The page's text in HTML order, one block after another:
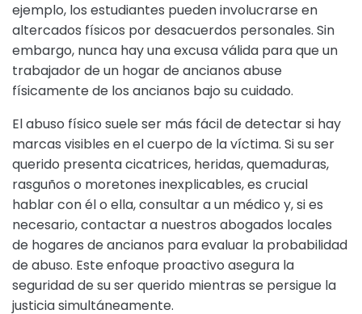
ejemplo, los estudiantes pueden involucrarse en
altercados físicos por desacuerdos personales. Sin
embargo, nunca hay una excusa válida para que un
trabajador de un hogar de ancianos abuse
físicamente de los ancianos bajo su cuidado.
El abuso físico suele ser más fácil de detectar si hay
marcas visibles en el cuerpo de la víctima. Si su ser
querido presenta cicatrices, heridas, quemaduras,
rasguños o moretones inexplicables, es crucial
hablar con él o ella, consultar a un médico y, si es
necesario, contactar a nuestros abogados locales
de hogares de ancianos para evaluar la probabilidad
de abuso. Este enfoque proactivo asegura la
seguridad de su ser querido mientras se persigue la
justicia simultáneamente.